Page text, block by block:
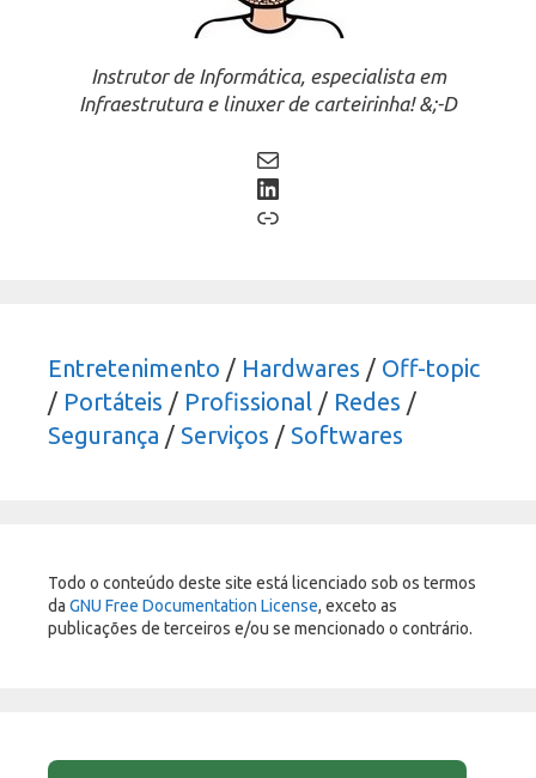
Instrutor de Informática, especialista em
Infraestrutura e linuxer de carteirinha! &;-D
Mail
LinkedIn
Link
Entretenimento / Hardwares / Off-topic
/ Portáteis / Profissional / Redes /
Segurança / Serviços / Softwares
Todo o conteúdo deste site está licenciado sob os termos
da GNU Free Documentation License, exceto as
publicações de terceiros e/ou se mencionado o contrário.